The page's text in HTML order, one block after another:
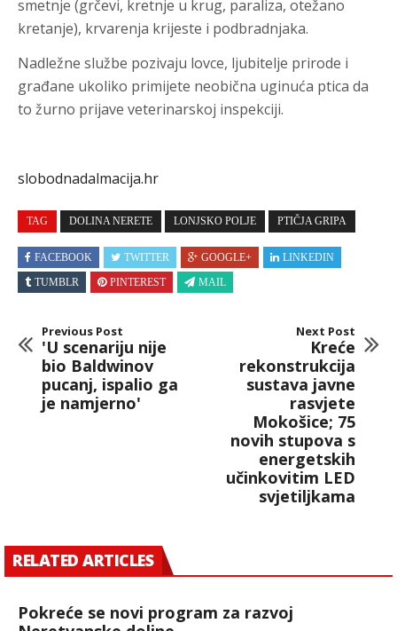
smetnje (grčevi, kretnje u krug, paraliza, otežano
kretanje), krvarenja krijeste i podbradnjaka.
Nadležne službe pozivaju lovce, ljubitelje prirode i
građane ukoliko primijete neobična uginuća ptica da
to žurno prijave veterinarskoj inspekciji.
slobodnadalmacija.hr
TAG DOLINA NERETE LONJSKO POLJE PTIČJA GRIPA
FACEBOOK TWITTER GOOGLE+
LINKEDIN
TUMBLR
PINTEREST MAIL
Previous Post
'U scenariju nije
bio Baldwinov
pucanj, ispalio ga
je namjerno'
Next Post
Kreće
rekonstrukcija
sustava javne
rasvjete
Mokošice; 75
novih stupova s
energetskih
učinkovitim LED
svjetiljkama
RELATED ARTICLES
Pokreće se novi program za razvoj